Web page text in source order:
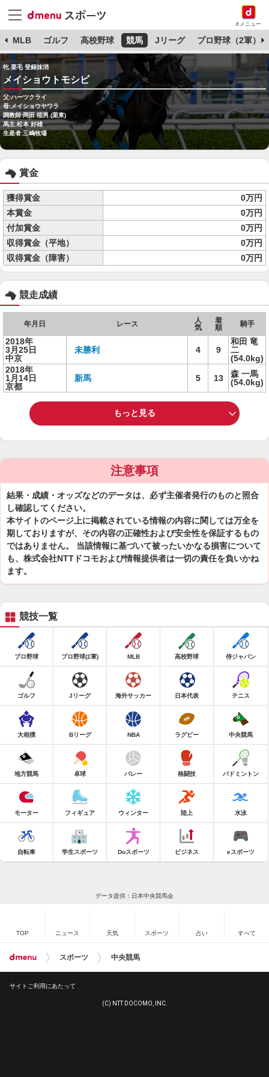
dメニュー
MLB ゴルフ 高校野球 競馬 Jリーグ プロ野球（2軍）
牝 栗毛 登録抹消
メイショウトモシビ
父:ハーツクライ
母:メイショウヤワラ
調教師:岡田 稲男 (栗東)
馬主:松本 好雄
生産者:三嶋牧場
賞金
獲得賞金
0万円
本賞金
0万円
付加賞金
0万円
収得賞金（平地）
0万円
収得賞金（障害）
0万円
競走成績
年月日 レース
人
気
着
順
騎手
2018年
3月25日
中京
未勝利 4 9
和田 竜
二
(54.0kg)
2018年
1月14日
京都
新馬 5 13
森 一馬
(54.0kg)
もっと見る
注意事項
結果・成績・オッズなどのデータは、必ず主催者発行のものと照合
し確認してください。
本サイトのページ上に掲載されている情報の内容に関しては万全を
期しておりますが、その内容の正確性および安全性を保証するもの
ではありません。 当該情報に基づいて被ったいかなる損害について
も、株式会社NTTドコモおよび情報提供者は一切の責任を負いかね
ます。
競技一覧
プロ野球 プロ野球(2軍) MLB 高校野球 侍ジャパン
ゴルフ Jリーグ 海外サッカー 日本代表 テニス
大相撲 Bリーグ NBA ラグビー 中央競馬
地方競馬 卓球 バレー 格闘技 バドミントン
モーター フィギュア ウィンター 陸上 水泳
自転車 学生スポーツ Doスポーツ ビジネス eスポーツ
データ提供：日本中央競馬会
TOP ニュース 天気 スポーツ 占い すべて
スポーツ 中央競馬
サイトご利用にあたって
(C) NTT DOCOMO, INC.